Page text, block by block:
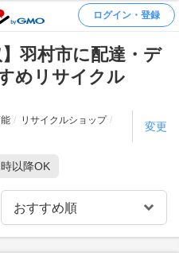
ログイン・登録
】羽村市に配達・デ
めリサイクル
リサイクルショップ
変更
以降OK